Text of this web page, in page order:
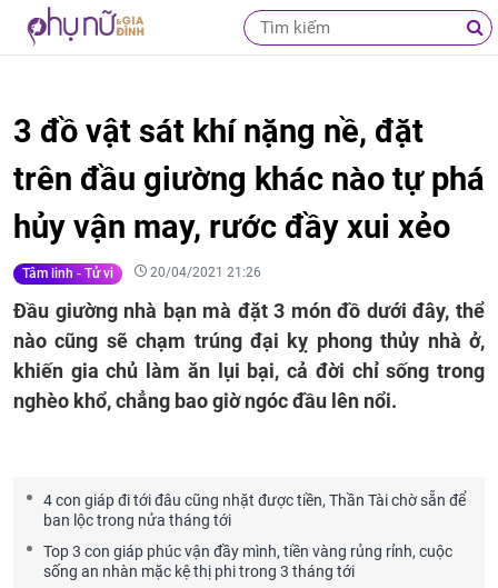
3 đồ vật sát khí nặng nề, đặt
trên đầu giường khác nào tự phá
hủy vận may, rước đầy xui xẻo
Tâm linh - Tử vi 20/04/2021 21:26
Đầu giường nhà bạn mà đặt 3 món đồ dưới đây, thể
nào cũng sẽ chạm trúng đại kỵ phong thủy nhà ở,
khiến gia chủ làm ăn lụi bại, cả đời chỉ sống trong
nghèo khổ, chẳng bao giờ ngóc đầu lên nổi.
4 con giáp đi tới đâu cũng nhặt được tiền, Thần Tài chờ sẵn để
ban lộc trong nửa tháng tới
Top 3 con giáp phúc vận đầy mình, tiền vàng rủng rỉnh, cuộc
sống an nhàn mặc kệ thị phi trong 3 tháng tới